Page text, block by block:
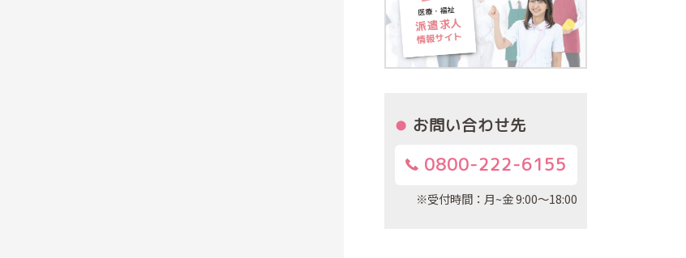
お問い合わせ先
0800-222-6155
※受付時間：月~金 9:00～18:00